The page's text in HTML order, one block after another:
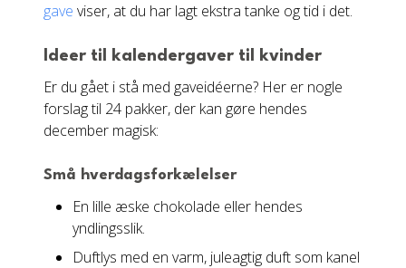
gave viser, at du har lagt ekstra tanke og tid i det.
Ideer til kalendergaver til kvinder
Er du gået i stå med gaveidéerne? Her er nogle
forslag til 24 pakker, der kan gøre hendes
december magisk:
Små hverdagsforkælelser
En lille æske chokolade eller hendes
yndlingsslik.
Duftlys med en varm, juleagtig duft som kanel